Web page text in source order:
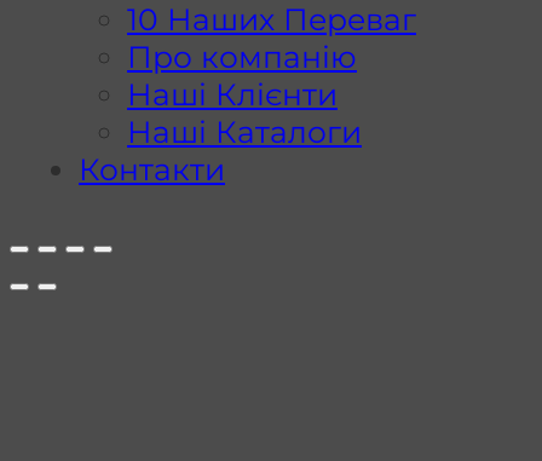
10 Наших Переваг
Про компанію
Наші Клієнти
Наші Каталоги
Контакти